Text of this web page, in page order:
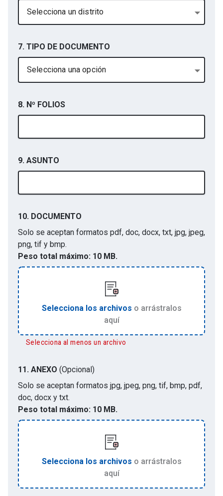
Selecciona un distrito
7. TIPO DE DOCUMENTO
Selecciona una opción
8. Nº FOLIOS
9. ASUNTO
10. DOCUMENTO
Solo se aceptan formatos pdf, doc, docx, txt, jpg, jpeg,
png, tif y bmp.
Peso total máximo: 10 MB.
Selecciona los archivos o arrástralos
aquí
Selecciona al menos un archivo
11. ANEXO (Opcional)
Solo se aceptan formatos jpg, jpeg, png, tif, bmp, pdf,
doc, docx y txt.
Peso total máximo: 10 MB.
Selecciona los archivos o arrástralos
aquí